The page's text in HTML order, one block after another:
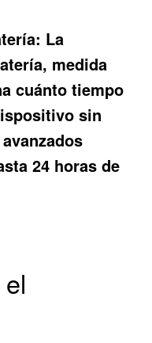
La
medida
cuánto tiempo
sin
24 horas de